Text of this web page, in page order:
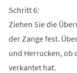
Schritt 6:
Ziehen Sie die
der Zange fest.
und Herrucken, ob
verkantet hat.